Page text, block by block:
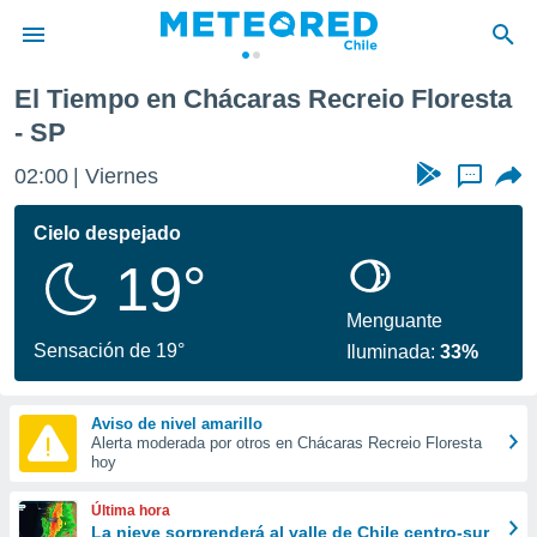
para
la
calidad.
a este
forma
digital
basada
El Tiempo en Chácaras Recreio Floresta
- SP
02:00 Viernes ...
Cielo despejado
19°
Sensación de 19°
Menguante
Iluminada:33%
Aviso de nivel amarillo
Alerta moderada por otros en Chácaras Recreio Floresta
hoy
Última hora
La nieve sorprenderá al valle de Chile centro-sur